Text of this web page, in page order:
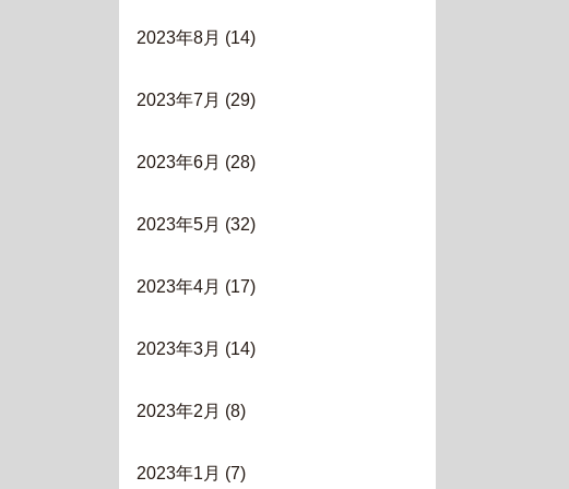
2023年8月 (14)
2023年7月 (29)
2023年6月 (28)
2023年5月 (32)
2023年4月 (17)
2023年3月 (14)
2023年2月 (8)
2023年1月 (7)